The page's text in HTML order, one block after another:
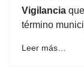
Vigilancia
término
Leer más…